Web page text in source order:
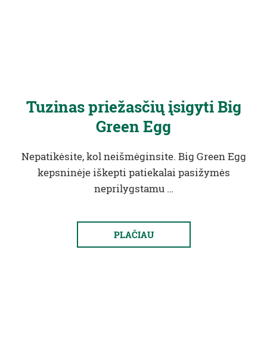
Tuzinas priežasčių įsigyti Big
Green Egg
Nepatikėsite, kol neišmėginsite. Big Green Egg
kepsninėje iškepti patiekalai pasižymės
neprilygstamu …
PLAČIAU